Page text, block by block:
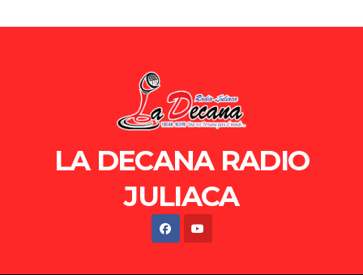
LA DECANA RADIO
JULIACA